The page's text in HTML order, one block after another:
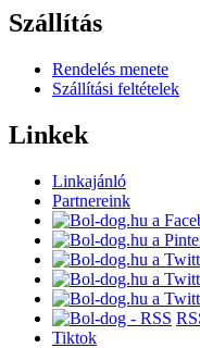
Szállítás
Rendelés menete
Szállítási feltételek
Linkek
Linkajánló
Partnereink
Tiktok